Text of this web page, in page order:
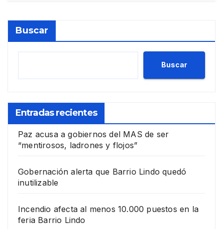
Buscar
Buscar
Entradas recientes
Paz acusa a gobiernos del MAS de ser
“mentirosos, ladrones y flojos”
Gobernación alerta que Barrio Lindo quedó
inutilizable
Incendio afecta al menos 10.000 puestos en la
feria Barrio Lindo